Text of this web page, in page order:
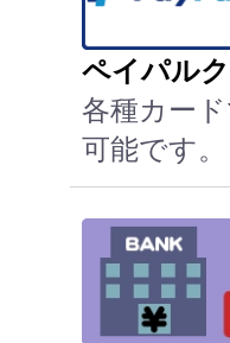
ペイパル
各種カー
可能です。